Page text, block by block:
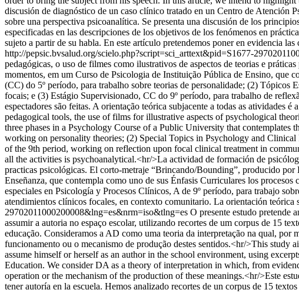
discusión de diagnóstico de un caso clínico tratado en un Centro de Atención
sobre una perspectiva psicoanalítica. Se presenta una discusión de los
especificadas en las descripciones de los objetivos de los fenómenos en
sujeto a partir de su habla. En este artículo pretendemos poner en evidencia
http://pepsic.bvsalud.org/scielo.php?script=sci_arttext&pid=S1677-
pedagógicas, o uso de filmes como ilustrativos de aspectos de teorias e
momentos, em um Curso de Psicologia de Instituição Pública de Ensino, que
(CC) do 5º período, para trabalho sobre teorias de personalidade; (2) Tópicos
focais; e (3) Estágio Supervisionado, CC do 9º período, para trabalho de
espectadores são feitas. A orientação teórica subjacente a todas as
pedagogical tools, the use of films for illustrative aspects of psychological
three phases in a Psychology Course of a Public University that
working on personality theories; (2) Special Topics in Psychology and
of the 9th period, working on reflection upon focal clinical treatment in
all the activities is psychoanalytical.<hr/>La actividad de formación de
practicas psicológicas. El corto-metraje “Brincando/Bounding”, producido
Enseñanza, que contempla como uno de sus Énfasis Curriculares los
especiales en Psicología y Procesos Clínicos, A de 9º período, para trabajo
atendimientos clínicos focales, en contexto comunitario. La orientación teórica
29702011000200008&lng=es&nrm=iso&tlng=es O presente estudo pretende
assumir a autoria no espaço escolar, utilizando recortes de um corpus de 15
educação. Consideramos a AD como uma teoria da interpretação na qual,
funcionamento ou o mecanismo de produção destes sentidos.<hr/>This
assume himself or herself as an author in the school environment, using
Education. We consider DA as a theory of interpretation in which, from
operation or the mechanism of the production of these meanings.<hr/>Este
tener autoría en la escuela. Hemos analizado recortes de un corpus de 15